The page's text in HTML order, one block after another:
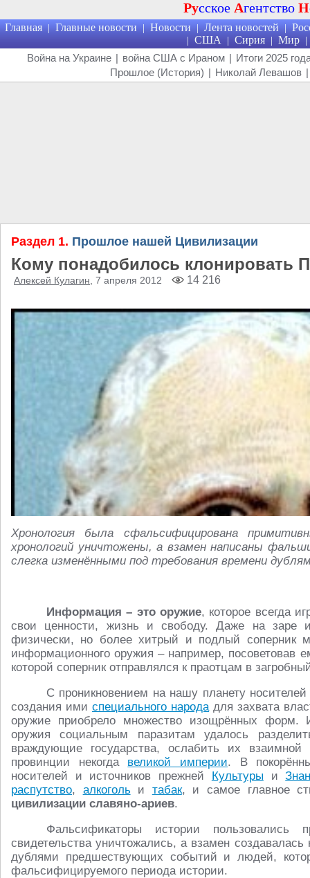
Русское Агентство Н
Главная | Главные новости | Новости | Лента новостей |
| США | Сирия | Мир |
Война на Украине | война США с Ираном | Итоги 2025
Прошлое (История) | Николай Левашов |
Раздел 1. Прошлое нашей Цивилизации
Кому понадобилось клонировать
Алексей Кулагин , 7 апреля 2012 14 216
Хронология была сфальсифицирована
хронологий уничтожены, а взамен написаны
слегка изменёнными под требования времени
Информация – это оружие, которое всегда
свои ценности, жизнь и свободу. Даже на заре
физически, но более хитрый и подлый соперник
информационного оружия – например, посоветовав
которой соперник отправлялся к праотцам в
С проникновением на нашу планету
создания ими специального народадля захвата
оружие приобрело множество изощрённых
оружия социальным паразитам удалось
враждующие государства, ослабить их
провинции некогда великой империи. В
носителей и источников прежней Культуры и
распутство, алкогольи табак, и самое главное
цивилизации славяно-ариев.
Фальсификаторы истории
свидетельства уничтожались, а взамен создавалась
дублями предшествующих событий и людей,
фальсифицируемого периода истории.